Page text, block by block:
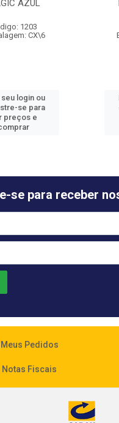
AZUL
1203
CX\6
seu login ou
se para
preços e
se para receber
Pedidos
Notas Fiscais